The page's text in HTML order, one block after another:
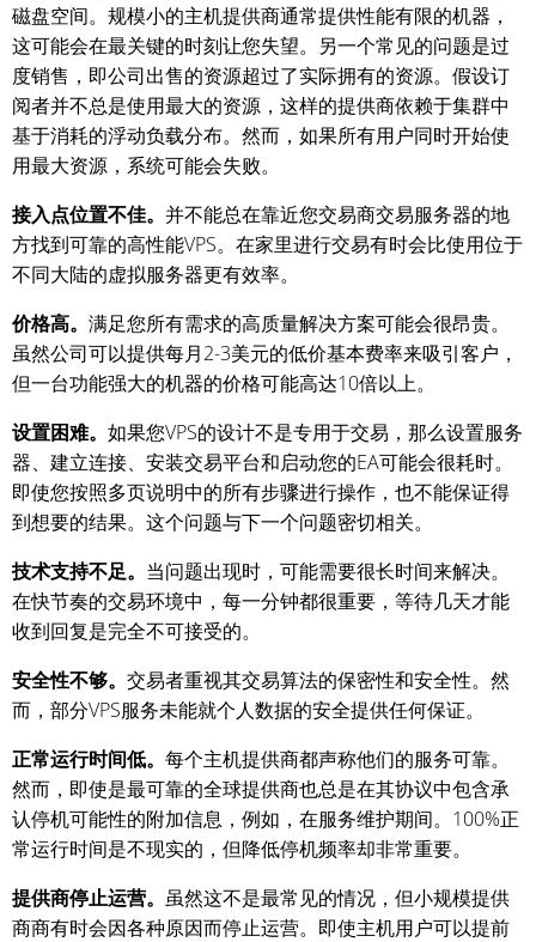
磁盘空间。规模小的主机提供商通常提供性能有限的机器，
这可能会在最关键的时刻让您失望。另一个常见的问题是过
度销售，即公司出售的资源超过了实际拥有的资源。假设订
阅者并不总是使用最大的资源，这样的提供商依赖于集群中
基于消耗的浮动负载分布。然而，如果所有用户同时开始使
用最大资源，系统可能会失败。
接入点位置不佳。 并不能总在靠近您交易商交易服务器的地
方找到可靠的高性能VPS。在家里进行交易有时会比使用位于
不同大陆的虚拟服务器更有效率。
价格高。 满足您所有需求的高质量解决方案可能会很昂贵。
虽然公司可以提供每月2-3美元的低价基本费率来吸引客户，
但一台功能强大的机器的价格可能高达10倍以上。
设置困难。 如果您VPS的设计不是专用于交易，那么设置服务
器、建立连接、安装交易平台和启动您的EA可能会很耗时。
即使您按照多页说明中的所有步骤进行操作，也不能保证得
到想要的结果。这个问题与下一个问题密切相关。
技术支持不足。 当问题出现时，可能需要很长时间来解决。
在快节奏的交易环境中，每一分钟都很重要，等待几天才能
收到回复是完全不可接受的。
安全性不够。 交易者重视其交易算法的保密性和安全性。然
而，部分VPS服务未能就个人数据的安全提供任何保证。
正常运行时间低。 每个主机提供商都声称他们的服务可靠。
然而，即使是最可靠的全球提供商也总是在其协议中包含承
认停机可能性的附加信息，例如，在服务维护期间。100%正
常运行时间是不现实的，但降低停机频率却非常重要。
提供商停止运营。 虽然这不是最常见的情况，但小规模提供
商商有时会因各种原因而停止运营。即使主机用户可以提前